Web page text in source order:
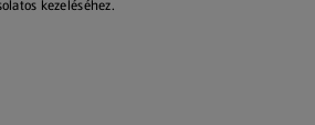
kezeléséhez.